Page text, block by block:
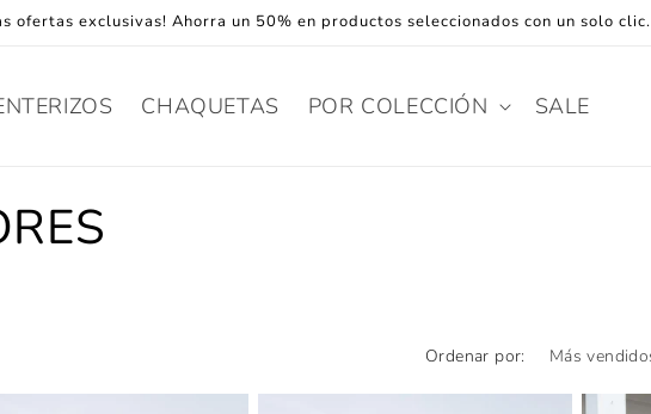
ofertas exclusivas! Ahorra un 50% en productos seleccionados con un solo clic.
CHAQUETAS POR COLECCIÓN SALE
Ordenar por: